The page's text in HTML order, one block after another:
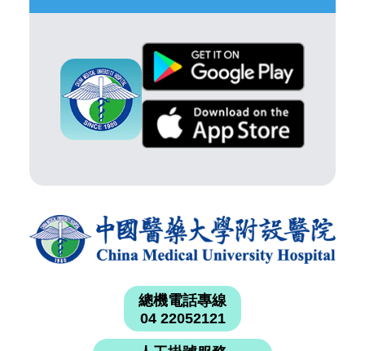
總機電話專線
04 22052121